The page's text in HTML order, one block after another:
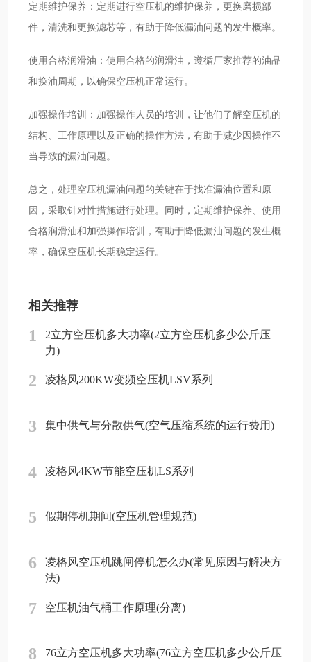
定期维护保养：定期进行空压机的维护保养，更换磨损部
件，清洗和更换滤芯等，有助于降低漏油问题的发生概率。
使用合格润滑油：使用合格的润滑油，遵循厂家推荐的油品
和换油周期，以确保空压机正常运行。
加强操作培训：加强操作人员的培训，让他们了解空压机的
结构、工作原理以及正确的操作方法，有助于减少因操作不
当导致的漏油问题。
总之，处理空压机漏油问题的关键在于找准漏油位置和原
因，采取针对性措施进行处理。同时，定期维护保养、使用
合格润滑油和加强操作培训，有助于降低漏油问题的发生概
率，确保空压机长期稳定运行。
相关推荐
1
2立方空压机多大功率(2立方空压机多少公斤压
力)
2 凌格风200KW变频空压机LSV系列
3 集中供气与分散供气(空气压缩系统的运行费用)
4 凌格风4KW节能空压机LS系列
5 假期停机期间(空压机管理规范)
6
凌格风空压机跳闸停机怎么办(常见原因与解决方
法)
7 空压机油气桶工作原理(分离)
8 76立方空压机多大功率(76立方空压机多少公斤压